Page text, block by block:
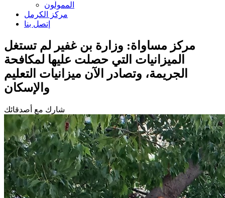
الممولون
مركز الكرمل
إتصل بنا
مركز مساواة: وزارة بن غفير لم تستغل
الميزانيات التي حصلت عليها لمكافحة
الجريمة، وتصادر الآن ميزانيات التعليم
والإسكان
شارك مع أصدقائك